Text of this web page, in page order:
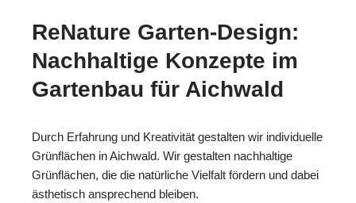
ReNature Garten-Design:
Nachhaltige Konzepte im
Gartenbau für Aichwald
Durch Erfahrung und Kreativität gestalten wir individuelle
Grünflächen in Aichwald. Wir gestalten nachhaltige
Grünflächen, die die natürliche Vielfalt fördern und dabei
ästhetisch ansprechend bleiben.